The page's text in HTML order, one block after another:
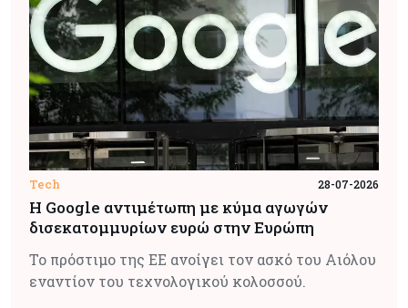
Tech 28-07-2026
Η Google αντιμέτωπη με κύμα αγωγών
δισεκατομμυρίων ευρώ στην Ευρώπη
Το πρόστιμο της ΕΕ ανοίγει τον ασκό του Αιόλου
εναντίον του τεχνολογικού κολοσσού.